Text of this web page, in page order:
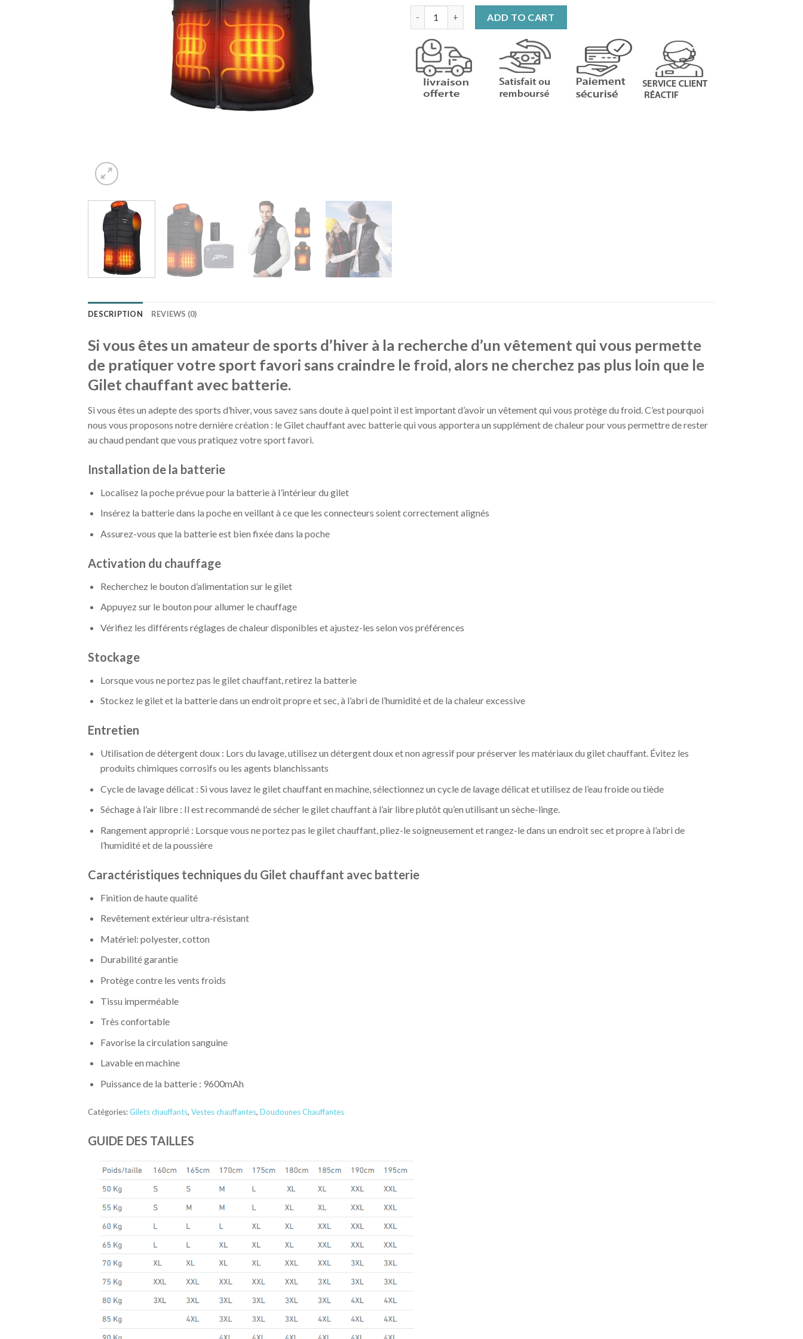
ADD TO CART
DESCRIPTION REVIEWS (0)
Si vous êtes un amateur de sports d’hiver à la recherche d’un vêtement qui vous permette
de pratiquer votre sport favori sans craindre le froid, alors ne cherchez pas plus loin que le
Gilet chauffant avec batterie.
Si vous êtes un adepte des sports d’hiver, vous savez sans doute à quel point il est important d’avoir un vêtement qui vous protège du froid. C’est pourquoi
nous vous proposons notre dernière création : le Gilet chauffant avec batterie qui vous apportera un supplément de chaleur pour vous permettre de rester
au chaud pendant que vous pratiquez votre sport favori.
Installation de la batterie
Localisez la poche prévue pour la batterie à l’intérieur du gilet
Insérez la batterie dans la poche en veillant à ce que les connecteurs soient correctement alignés
Assurez-vous que la batterie est bien fixée dans la poche
Activation du chauffage
Recherchez le bouton d’alimentation sur le gilet
Appuyez sur le bouton pour allumer le chauffage
Vérifiez les différents réglages de chaleur disponibles et ajustez-les selon vos préférences
Stockage
Lorsque vous ne portez pas le gilet chauffant, retirez la batterie
Stockez le gilet et la batterie dans un endroit propre et sec, à l’abri de l’humidité et de la chaleur excessive
Entretien
Utilisation de détergent doux : Lors du lavage, utilisez un détergent doux et non agressif pour préserver les matériaux du gilet chauffant. Évitez les
produits chimiques corrosifs ou les agents blanchissants
Cycle de lavage délicat : Si vous lavez le gilet chauffant en machine, sélectionnez un cycle de lavage délicat et utilisez de l’eau froide ou tiède
Séchage à l’air libre : Il est recommandé de sécher le gilet chauffant à l’air libre plutôt qu’en utilisant un sèche-linge.
Rangement approprié : Lorsque vous ne portez pas le gilet chauffant, pliez-le soigneusement et rangez-le dans un endroit sec et propre à l’abri de
l’humidité et de la poussière
Caractéristiques techniques du Gilet chauffant avec batterie
Finition de haute qualité
Revêtement extérieur ultra-résistant
Matériel: polyester, cotton
Durabilité garantie
Protège contre les vents froids
Tissu imperméable
Très confortable
Favorise la circulation sanguine
Lavable en machine
Puissance de la batterie : 9600mAh
Catégories:Gilets chauffants, Vestes chauffantes, Doudounes Chauffantes
GUIDE DES TAILLES